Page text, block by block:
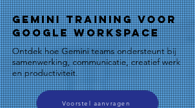
Gemini Training voor
Google Workspace
Ontdek hoe Gemini teams ondersteunt bij
samenwerking, communicatie, creatief werk
en productiviteit.
Voorstel aanvragen